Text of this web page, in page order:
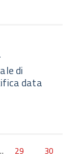
di
data
29
30